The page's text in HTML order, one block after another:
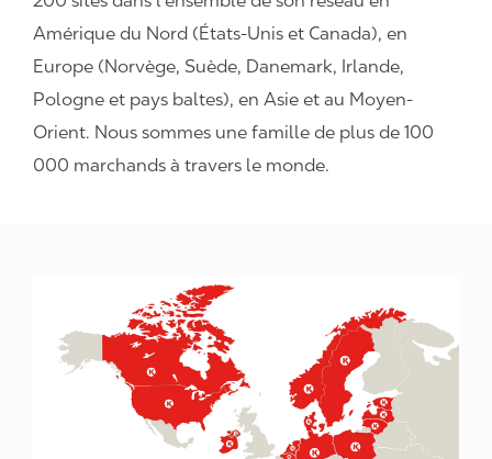
Amérique du Nord (États-Unis et Canada), en
Europe (Norvège, Suède, Danemark, Irlande,
Pologne et pays baltes), en Asie et au Moyen-
Orient. Nous sommes une famille de plus de 100
000 marchands à travers le monde.